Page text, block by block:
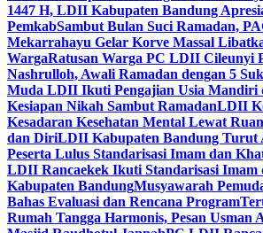
1447 H, LDII Kabupaten Bandung
PemkabSambut Bulan Suci Ramadan,
Mekarrahayu Gelar Korve Massal
WargaRatusan Warga PC LDII Cileunyi
Nashrulloh, Awali Ramadan dengan 5
Muda LDII Ikuti Pengajian Usia Mandiri
Kesiapan Nikah Sambut RamadanLDII
Kesadaran Kesehatan Mental Lewat
dan DiriLDII Kabupaten Bandung Turut
Peserta Lulus Standarisasi Imam dan
LDII Rancaekek Ikuti Standarisasi
Kabupaten BandungMusyawarah
Bahas Evaluasi dan Rencana Program
Rumah Tangga Harmonis, Pesan Usman